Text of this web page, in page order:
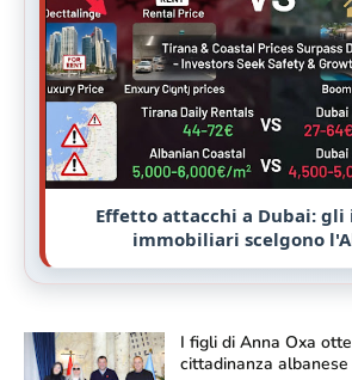
Effetto attacchi a Dubai:
immobiliari scelgono
I figli di Anna Oxa
cittadinanza albanese